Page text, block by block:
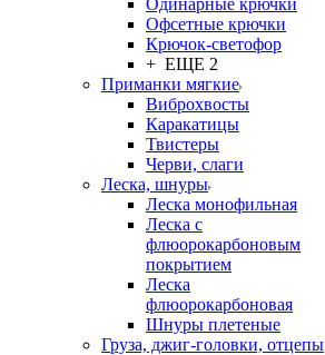
Одинарные крючки
Офсетные крючки
Крючок-светофор
+ ЕЩЕ 2
Приманки мягкие
Виброхвосты
Каракатицы
Твистеры
Черви, слаги
Леска, шнуры
Леска монофильная
Леска с
флюорокарбоновым
покрытием
Леска
флюорокарбоновая
Шнуры плетеные
Груза, джиг-головки, отцепы